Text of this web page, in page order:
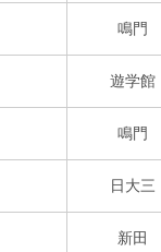
鳴門
遊学館
鳴門
日大三
新田